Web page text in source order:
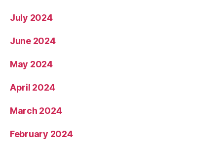
July 2024
June 2024
May 2024
April 2024
March 2024
February 2024